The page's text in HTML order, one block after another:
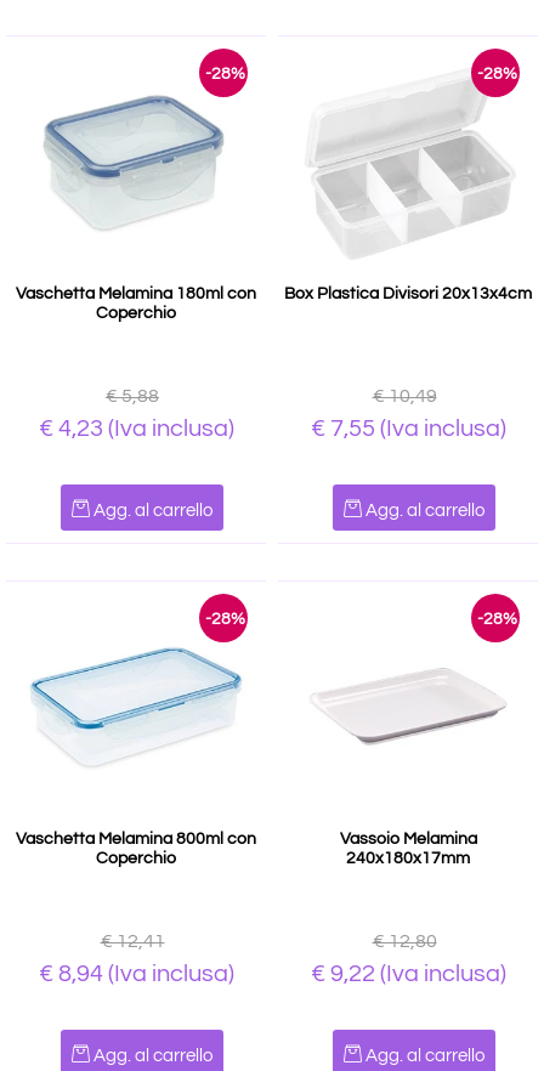
-28%
Vaschetta Melamina 180ml con
Coperchio
€ 5,88
€ 4,23 (Iva inclusa)
Agg. al carrello
-28%
Box Plastica Divisori 20x13x4cm
€ 10,49
€ 7,55 (Iva inclusa)
Agg. al carrello
-28%
Vaschetta Melamina 800ml con
Coperchio
€ 12,41
€ 8,94(Iva inclusa)
Agg. al carrello
-28%
Vassoio Melamina
240x180x17mm
€ 12,80
€ 9,22 (Iva inclusa)
Agg. al carrello